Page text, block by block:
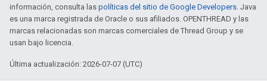
información, consulta las políticas del sitio de Google Developers. Java
es una marca registrada de Oracle o sus afiliados. OPENTHREAD y las
marcas relacionadas son marcas comerciales de Thread Group y se
usan bajo licencia.
Última actualización: 2026-07-07 (UTC)